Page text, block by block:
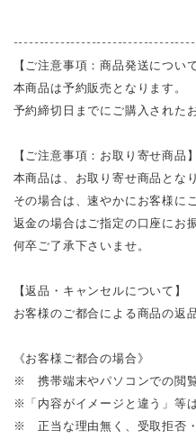
【ご注意事項：商品発送について
本商品は予約販売となります。
予約締切日までにご購入された
【ご注意事項：お取り寄せ商品】
本商品は、お取り寄せ商品とな
その場合は、速やかにお客様に
返金の場合はご指定の口座にお
何卒ご了承下さいませ。
【返品・キャンセルについて】
お客様のご都合による商品の返
《お客様ご都合の場合》
※ 携帯端末やパソコンでの閲覧
※「内容がイメージと違う」等
※ 正当な理由無く、受取拒否・